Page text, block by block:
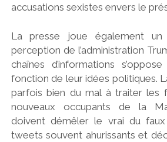
accusations sexistes envers le
La presse joue également
perception de l’administration
chaînes d’informations
fonction de leur idées politiques.
parfois bien du mal à traiter les
nouveaux occupants de la
doivent démêler le vrai du
tweets souvent ahurissants et